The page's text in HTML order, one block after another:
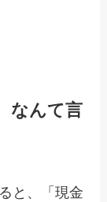
なんて言
と、「現金